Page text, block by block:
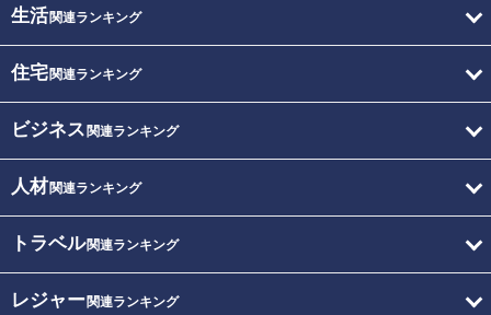
生活関連ランキング
住宅関連ランキング
ビジネス 関連ランキング
人材関連ランキング
トラベル関連ランキング
レジャー関連ランキング